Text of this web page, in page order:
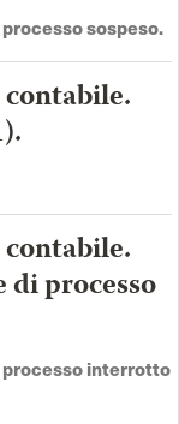
sospeso.
di processo
processo interrotto